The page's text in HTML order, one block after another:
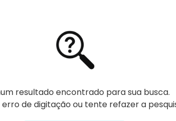
resultado encontrado para sua busca.
de digitação ou tente refazer a